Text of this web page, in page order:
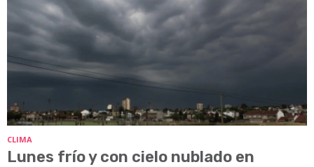
CLIMA
Lunes frío y con cielo nublado en